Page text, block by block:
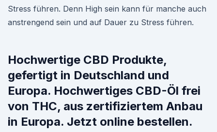
Stress führen. Denn High sein kann für manche auch
anstrengend sein und auf Dauer zu Stress führen.
Hochwertige CBD Produkte,
gefertigt in Deutschland und
Europa. Hochwertiges CBD-Öl frei
von THC, aus zertifiziertem Anbau
in Europa. Jetzt online bestellen.